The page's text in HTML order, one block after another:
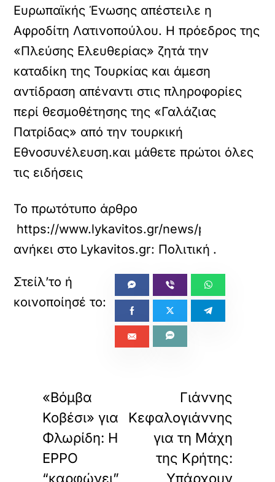
Ευρωπαϊκής Ένωσης απέστειλε η
Αφροδίτη Λατινοπούλου. Η πρόεδρος της
«Πλεύσης Ελευθερίας» ζητά την
καταδίκη της Τουρκίας και άμεση
αντίδραση απέναντι στις πληροφορίες
περί θεσμοθέτησης της «Γαλάζιας
Πατρίδας» από την τουρκική
Εθνοσυνέλευση.και μάθετε πρώτοι όλες
τις ειδήσεις
Το πρωτότυπο άρθρο
https://www.lykavitos.gr/news/politics/
ανήκει στο Lykavitos.gr: Πολιτική .
«Βόμβα
Κοβέσι» για
Φλωρίδη: Η
EPPO
“καρφώνει”
Γιάννης
Κεφαλογιάννης
για τη Μάχη
της Κρήτης:
Υπάρχουν